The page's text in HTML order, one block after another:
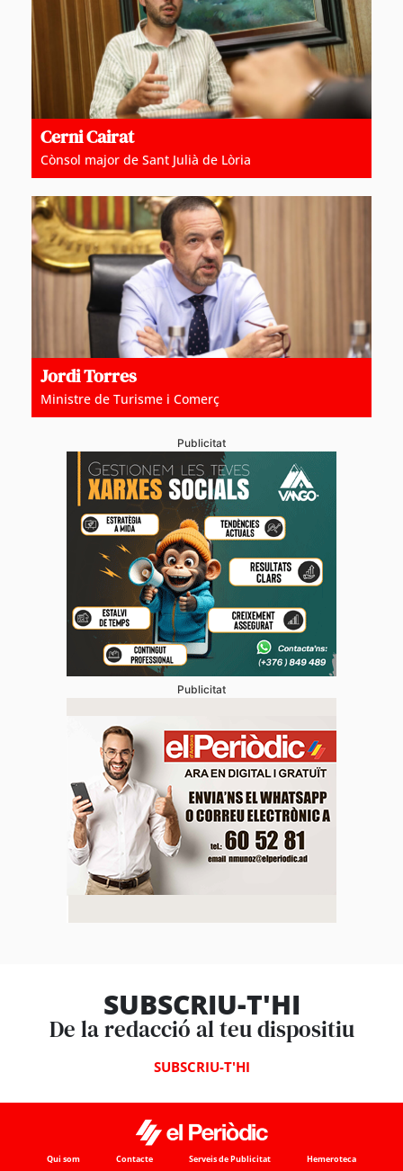
Cerni Cairat
Cònsol major de Sant Julià de Lòria
Jordi Torres
Ministre de Turisme i Comerç
Publicitat
Publicitat
SUBSCRIU-T'HI
De la redacció al teu dispositiu
SUBSCRIU-T'HI
Qui som Contacte Serveis de Publicitat Hemeroteca